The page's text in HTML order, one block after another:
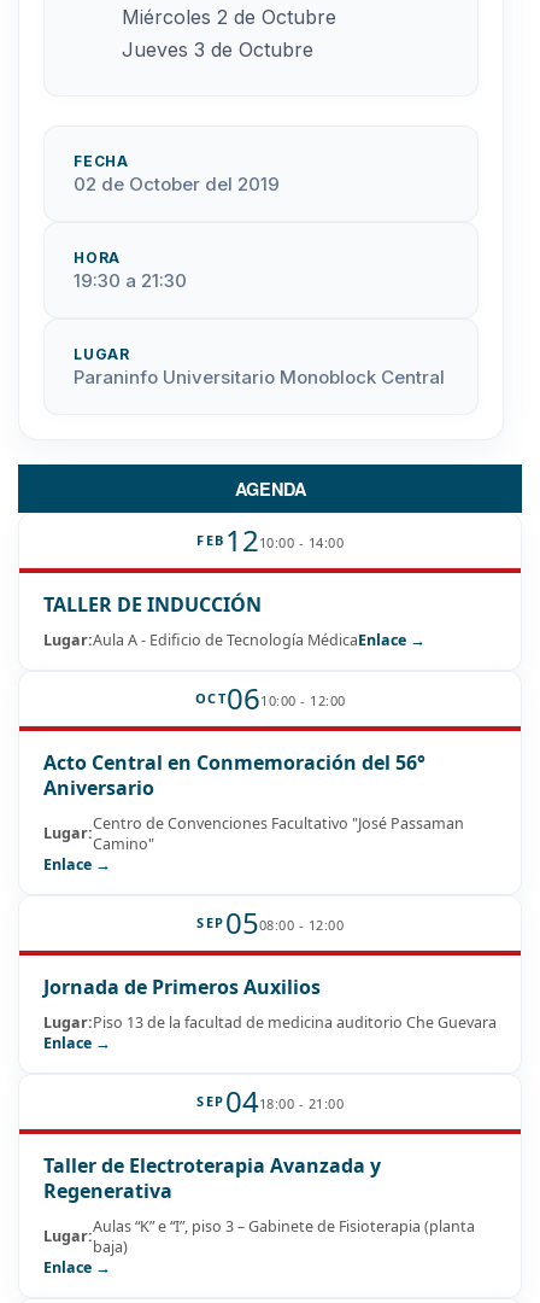
Miércoles 2 de Octubre
Jueves 3 de Octubre
FECHA
02 de October del 2019
HORA
19:30 a 21:30
LUGAR
Paraninfo Universitario Monoblock Central
AGENDA
FEB 1210:00 - 14:00
TALLER DE INDUCCIÓN
Lugar:Aula A - Edificio de Tecnología MédicaEnlace →
OCT0610:00 - 12:00
Acto Central en Conmemoración del 56°
Aniversario
Lugar:Centro de Convenciones Facultativo "José Passaman
Camino"
Enlace →
SEP 0508:00 - 12:00
Jornada de Primeros Auxilios
Lugar:Piso 13 de la facultad de medicina auditorio Che Guevara
Enlace →
SEP 0418:00 - 21:00
Taller de Electroterapia Avanzada y
Regenerativa
Lugar:Aulas “K” e “I”, piso 3 – Gabinete de Fisioterapia (planta
baja)
Enlace →